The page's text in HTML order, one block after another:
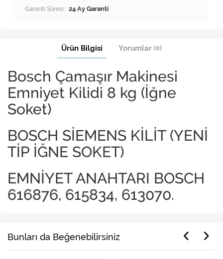
Garanti Süresi: 24 Ay Garanti
Ürün Bilgisi Yorumlar (0)
Bosch Çamaşır Makinesi
Emniyet Kilidi 8 kg (İğne
Soket)
BOSCH SİEMENS KİLİT (YENİ
TİP İĞNE SOKET)
EMNİYET ANAHTARI BOSCH
616876, 615834, 613070.
Bunları da Beğenebilirsiniz